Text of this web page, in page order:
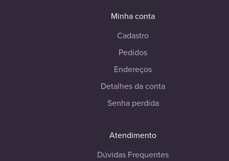
Minha conta
Cadastro
Pedidos
Endereços
Detalhes da conta
Senha perdida
Atendimento
Dúvidas Frequentes